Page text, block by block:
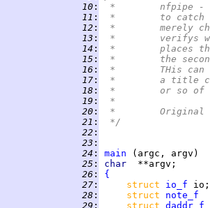
  10
:
*
  11
:
*	to
  12
:
*	merely
  13
:
*
  14
:
*
  15
:
*	the
  16
:
*	THis
  17
:
*	a title
  18
:
*	or so
  19
:
*
  20
:
  21
:
*/
  22
:
  23
:
  24
: main
  25
: char
  26
:
{
  27
: struct io_f
  28
: struct note_f
  29
: struct daddr_f